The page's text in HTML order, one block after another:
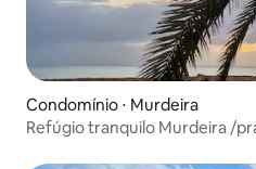
Condomínio ⋅ Murdeira
Refúgio tranquilo Murdeira /